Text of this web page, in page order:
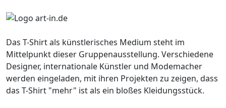
Das T-Shirt als künstlerisches Medium steht im
Mittelpunkt dieser Gruppenausstellung. Verschiedene
Designer, internationale Künstler und Modemacher
werden eingeladen, mit ihren Projekten zu zeigen, dass
das T-Shirt "mehr" ist als ein bloßes Kleidungsstück.